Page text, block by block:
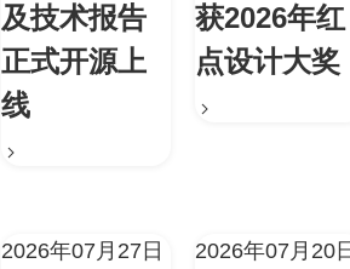
及技术报告
正式开源上
线
获2026年红
点设计大奖
2026年07月27日 2026年07月20